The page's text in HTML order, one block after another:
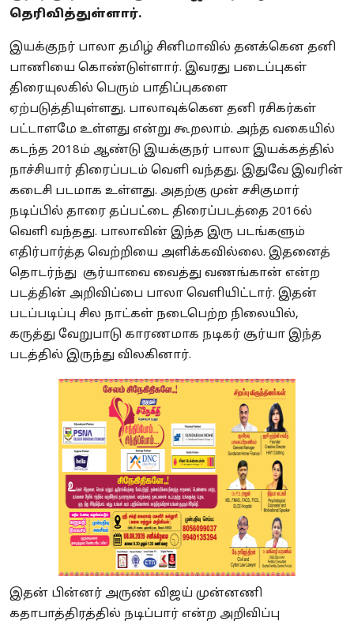
தெரிவித்துள்ளார்.
இயக்குநர் பாலா தமிழ் சினிமாவில் தனக்கென தனி
பாணியை கொண்டுள்ளார். இவரது படைப்புகள்
திரையுலகில் பெரும் பாதிப்புகளை
ஏற்படுத்தியுள்ளது. பாலாவுக்கென தனி ரசிகர்கள்
பட்டாளமே உள்ளது என்று கூறலாம். அந்த வகையில்
கடந்த 2018ம் ஆண்டு இயக்குநர் பாலா இயக்கத்தில்
நாச்சியார் திரைப்படம் வெளி வந்தது. இதுவே இவரின்
கடைசி படமாக உள்ளது. அதற்கு முன் சசிகுமார்
நடிப்பில் தாரை தப்பட்டை திரைப்படத்தை 2016ல்
வெளி வந்தது. பாலாவின் இந்த இரு படங்களும்
எதிர்பார்த்த வெற்றியை அளிக்கவில்லை. இதனைத்
தொடர்ந்து சூர்யாவை வைத்து வணங்கான் என்ற
படத்தின் அறிவிப்பை பாலா வெளியிட்டார். இதன்
படப்படிப்பு சில நாட்கள் நடைபெற்ற நிலையில்,
கருத்து வேறுபாடு காரணமாக நடிகர் சூர்யா இந்த
படத்தில் இருந்து விலகினார்.
இதன் பின்னர் அருண் விஜய் முன்னணி
கதாபாத்திரத்தில் நடிப்பார் என்ற அறிவிப்பு